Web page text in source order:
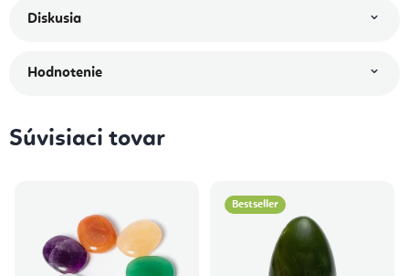
Diskusia
Hodnotenie
Súvisiaci tovar
Bestseller